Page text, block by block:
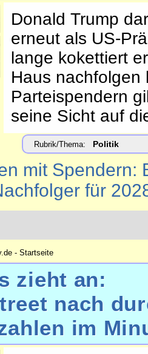
Donald Trump
erneut als US-
lange kokettiert
Haus
Parteispendern
seine Sicht auf
Rubrik/Thema: Politik
mit Spendern:
für
- Startseite
zieht an:
nach
im